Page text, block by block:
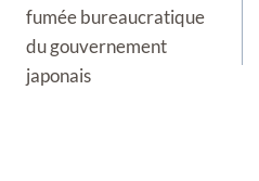
fumée bureaucratique
du gouvernement
japonais